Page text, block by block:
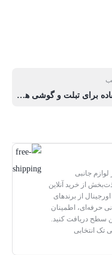
استفاده برای تبلت و گوشی های سایز بزرگ
جانبی
از خرید آنلاین
از برندهای
حرفه‌ای، اطمینان
سطح دریافت کنید.
تک انتخابی